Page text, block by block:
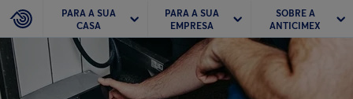
PARA A SUA
CASA
PARA A SUA
EMPRESA
SOBRE A
ANTICIMEX